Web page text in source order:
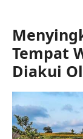
Tempat
Diakui